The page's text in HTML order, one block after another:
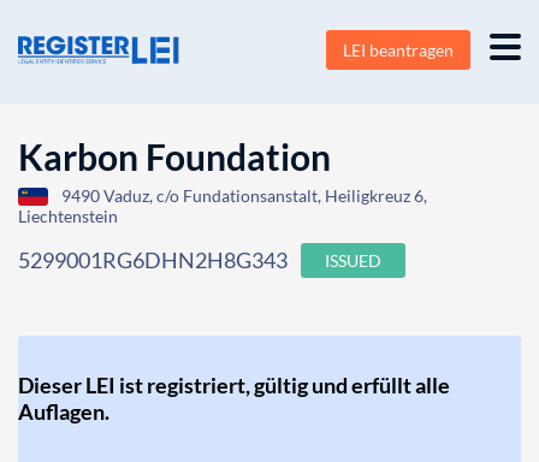
LEI beantragen
Karbon Foundation
9490 Vaduz, c/o Fundationsanstalt, Heiligkreuz 6,
Liechtenstein
5299001RG6DHN2H8G343 ISSUED
Dieser LEI ist registriert, gültig und erfüllt alle
Auflagen.